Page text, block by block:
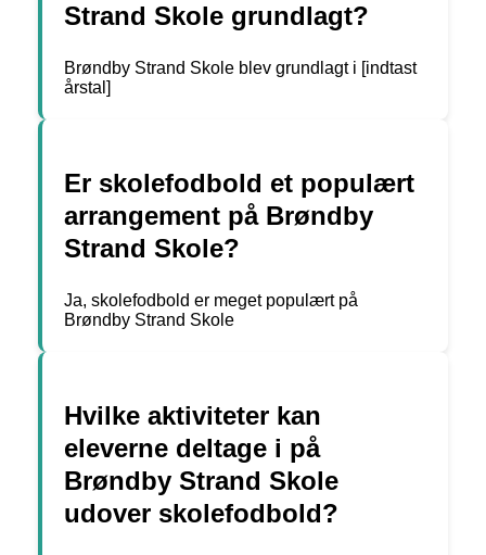
Strand Skole grundlagt?
Brøndby Strand Skole blev grundlagt i [indtast
årstal]
Er skolefodbold et populært
arrangement på Brøndby
Strand Skole?
Ja, skolefodbold er meget populært på
Brøndby Strand Skole
Hvilke aktiviteter kan
eleverne deltage i på
Brøndby Strand Skole
udover skolefodbold?